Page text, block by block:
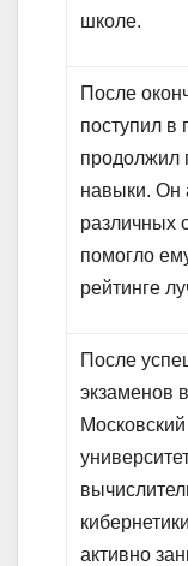
школе.
После
поступил в
продолжил
навыки. Он
различных
помогло
рейтинге
После
экзаменов
активно